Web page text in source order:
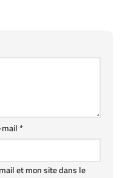
mail*
et mon site dans le